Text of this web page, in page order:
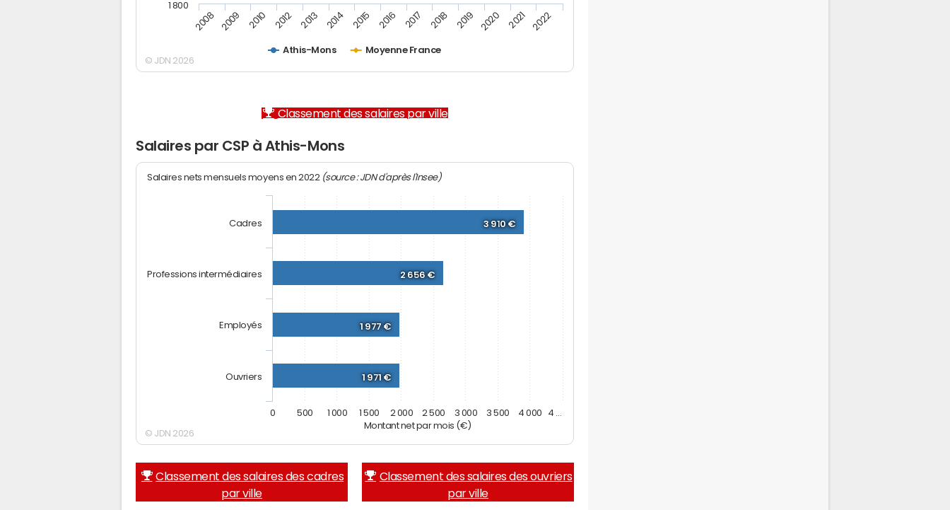
Athis-Mons Moyenne France
2008 2009 2010 2012 2013 2014 2015 2016 2017 2018 2019 2020 2021 2022
1 800
© JDN 2026
Classement des salaires par ville
Salaires par CSP à Athis-Mons
Montant net par mois (€)
Salaires nets mensuels moyens en 2022 (source : JDN d'après l'Insee)
3 910 €
2 656 €
1 977 €
1 971 €
Cadres
Professions intermédiaires
Employés
Ouvriers
0 500 1 000 1 500 2 000 2 500 3 000 3 500 4 000 4 …
© JDN 2026
Classement des salaires des cadres
par ville
Classement des salaires des ouvriers
par ville